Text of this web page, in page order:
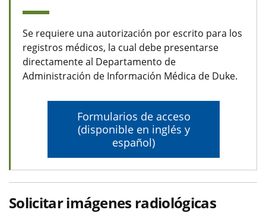
Se requiere una autorización por escrito para los
registros médicos, la cual debe presentarse
directamente al Departamento de
Administración de Información Médica de Duke.
Formularios de acceso
(disponible en inglés y
español)
Solicitar imágenes radiológicas